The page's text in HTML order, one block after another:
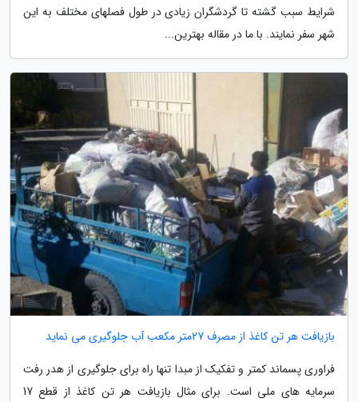
شرایط سبب گشته تا گردشگران زیادی در طول فصلهای مختلف به این
شهر سفر نمایند. با ما در مقاله بهترین...
بازیافت هر تن کاغذ از مصرف 27متر مکعب آب جلوگیری می نماید
فراوری پسماند کمتر و تفکیک از مبدا تنها راه برای جلوگیری از هدر رفت
سرمایه های ملی است. برای مثال بازیافت هر تن کاغذ از قطع 17